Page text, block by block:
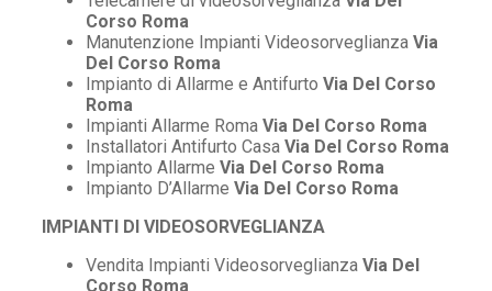
Corso Roma
Manutenzione Impianti Videosorveglianza Via
Del Corso Roma
Impianto di Allarme e Antifurto Via Del Corso
Roma
Impianti Allarme Roma Via Del Corso Roma
Installatori Antifurto Casa Via Del Corso Roma
Impianto Allarme Via Del Corso Roma
Impianto D’Allarme Via Del Corso Roma
IMPIANTI DI VIDEOSORVEGLIANZA
Vendita Impianti Videosorveglianza Via Del
Corso Roma